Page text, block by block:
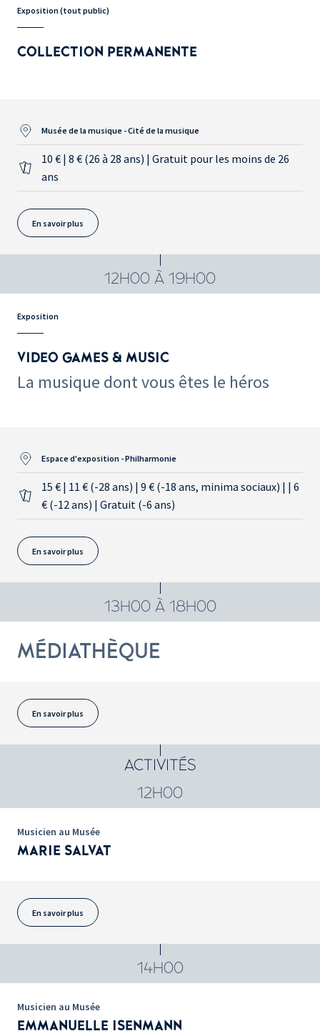
Exposition (tout public)
COLLECTION PERMANENTE
Musée de la musique - Cité de la musique
10 € | 8 € (26 à 28 ans) | Gratuit pour les moins de 26
ans
En savoir plus
12H00 À 19H00
Exposition
VIDEO GAMES & MUSIC
La musique dont vous êtes le héros
Espace d'exposition - Philharmonie
15 € | 11 € (-28 ans) | 9 € (-18 ans, minima sociaux) | | 6
€ (-12 ans) | Gratuit (-6 ans)
En savoir plus
13H00 À 18H00
MÉDIATHÈQUE
En savoir plus
ACTIVITÉS
12H00
Musicien au Musée
MARIE SALVAT
En savoir plus
14H00
Musicien au Musée
EMMANUELLE ISENMANN